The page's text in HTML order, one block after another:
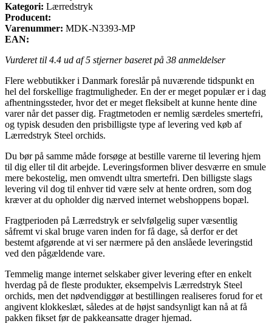
Kategori: Lærredstryk
Producent:
Varenummer: MDK-N3393-MP
EAN:
Vurderet til 4.4 ud af 5 stjerner baseret på 38 anmeldelser
Flere webbutikker i Danmark foreslår på nuværende tidspunkt en
hel del forskellige fragtmuligheder. En der er meget populær er i dag
afhentningssteder, hvor det er meget fleksibelt at kunne hente dine
varer når det passer dig. Fragtmetoden er nemlig særdeles smertefri,
og typisk desuden den prisbilligste type af levering ved køb af
Lærredstryk Steel orchids.
Du bør på samme måde forsøge at bestille varerne til levering hjem
til dig eller til dit arbejde. Leveringsformen bliver desværre en smule
mere bekostelig, men omvendt ultra smertefri. Den billigste slags
levering vil dog til enhver tid være selv at hente ordren, som dog
kræver at du opholder dig nærved internet webshoppens bopæl.
Fragtperioden på Lærredstryk er selvfølgelig super væsentlig
såfremt vi skal bruge varen inden for få dage, så derfor er det
bestemt afgørende at vi ser nærmere på den anslåede leveringstid
ved den pågældende vare.
Temmelig mange internet selskaber giver levering efter en enkelt
hverdag på de fleste produkter, eksempelvis Lærredstryk Steel
orchids, men det nødvendiggør at bestillingen realiseres forud for et
angivent klokkeslæt, således at de højst sandsynligt kan nå at få
pakken fikset før de pakkeansatte drager hjemad.